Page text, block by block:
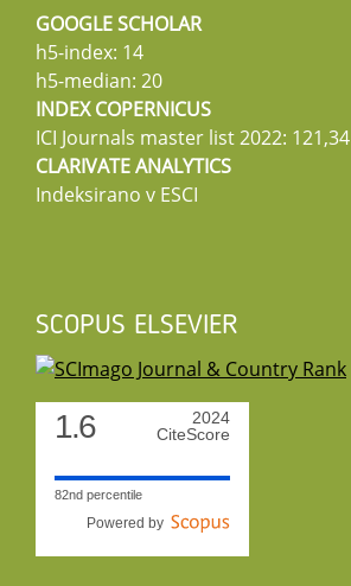
GOOGLE SCHOLAR
h5-index: 14
h5-median: 20
INDEX COPERNICUS
ICI Journals master list 2022: 121,34
CLARIVATE ANALYTICS
Indeksirano v ESCI
SCOPUS ELSEVIER
1.6
2024
CiteScore
82nd percentile
Powered by